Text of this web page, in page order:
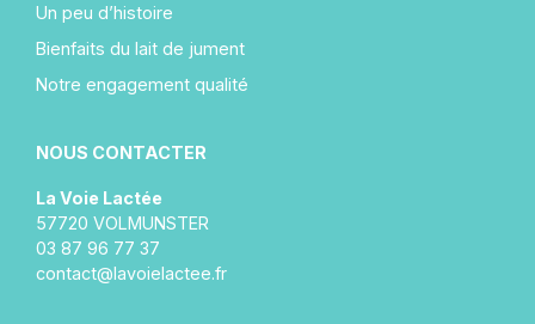
Un peu d’histoire
Bienfaits du lait de jument
Notre engagement qualité
NOUS CONTACTER
La Voie Lactée
57720 VOLMUNSTER
03 87 96 77 37
contact@lavoielactee.fr